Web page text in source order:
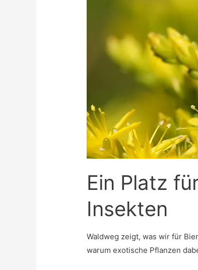
Ein Platz
Insekten
Waldweg zeigt, was wir für
warum exotische Pflanzen